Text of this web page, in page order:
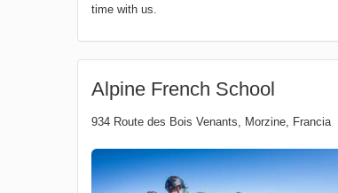
time with us.
Alpine French School
934 Route des Bois Venants, Morzine, Francia